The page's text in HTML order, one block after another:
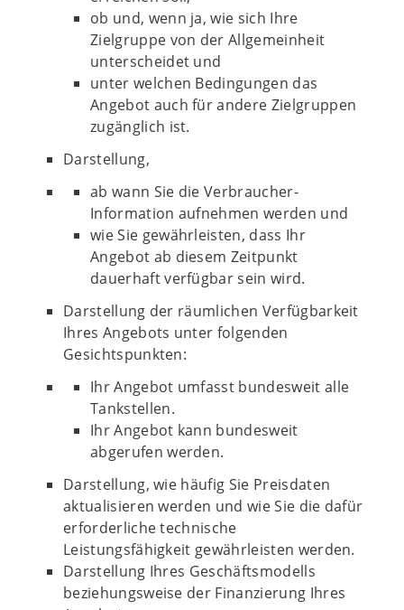
ob und, wenn ja, wie sich Ihre
Zielgruppe von der Allgemeinheit
unterscheidet und
unter welchen Bedingungen das
Angebot auch für andere Zielgruppen
zugänglich ist.
Darstellung,
ab wann Sie die Verbraucher-
Information aufnehmen werden und
wie Sie gewährleisten, dass Ihr
Angebot ab diesem Zeitpunkt
dauerhaft verfügbar sein wird.
Darstellung der räumlichen Verfügbarkeit
Ihres Angebots unter folgenden
Gesichtspunkten:
Ihr Angebot umfasst bundesweit alle
Tankstellen.
Ihr Angebot kann bundesweit
abgerufen werden.
Darstellung, wie häufig Sie Preisdaten
aktualisieren werden und wie Sie die dafür
erforderliche technische
Leistungsfähigkeit gewährleisten werden.
Darstellung Ihres Geschäftsmodells
beziehungsweise der Finanzierung Ihres